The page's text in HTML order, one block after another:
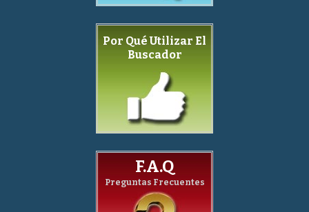
Por Qué Utilizar El
Buscador
F.A.Q
Preguntas Frecuentes